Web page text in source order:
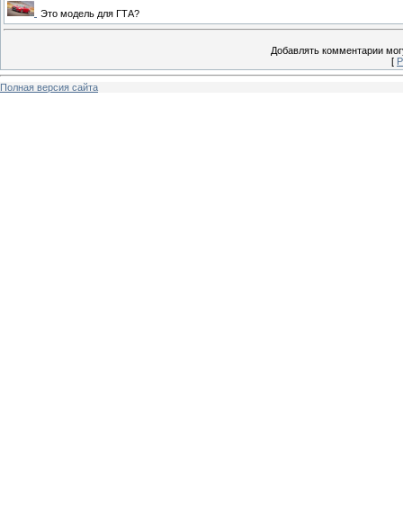
Это модель для ГТА?
Добавлять комментарии
[
Полная версия сайта